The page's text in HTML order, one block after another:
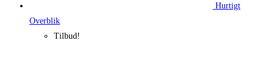
Hurtigt
Overblik
Tilbud!